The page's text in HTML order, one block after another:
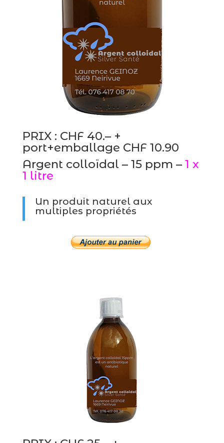
PRIX : CHF 40.– +
port+emballage CHF 10.90
Argent colloïdal – 15 ppm – 1 x
1 litre
Un produit naturel aux
multiples propriétés